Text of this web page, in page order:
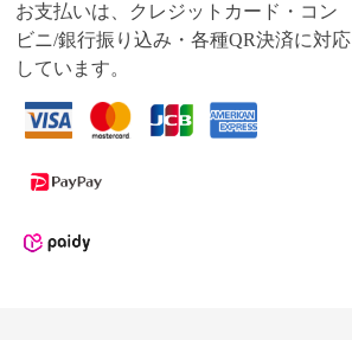
お支払いは、クレジットカード・コン
ビニ/銀行振り込み・各種QR決済に対応
しています。